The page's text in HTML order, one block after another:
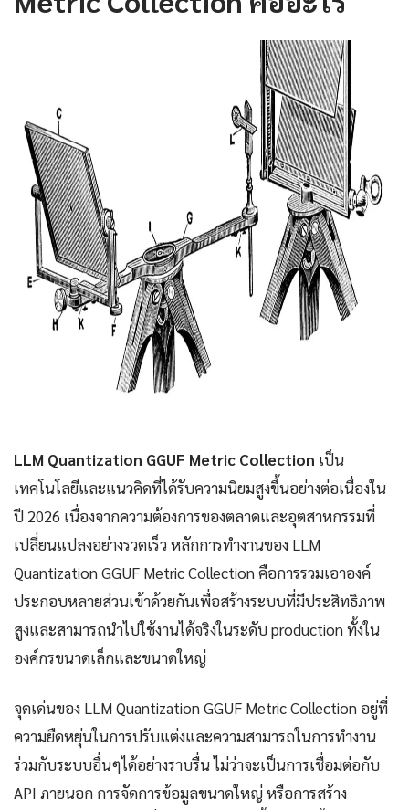
LLM Quantization GGUF Metric Collection เป็น
เทคโนโลยีและแนวคิดที่ได้รับความนิยมสูงขึ้นอย่างต่อเนื่องใน
ปี 2026 เนื่องจากความต้องการของตลาดและอุตสาหกรรมที่
เปลี่ยนแปลงอย่างรวดเร็ว หลักการทำงานของ LLM
Quantization GGUF Metric Collection คือการรวมเอาองค์
ประกอบหลายส่วนเข้าด้วยกันเพื่อสร้างระบบที่มีประสิทธิภาพ
สูงและสามารถนำไปใช้งานได้จริงในระดับ production ทั้งใน
องค์กรขนาดเล็กและขนาดใหญ่
จุดเด่นของ LLM Quantization GGUF Metric Collection อยู่ที่
ความยืดหยุ่นในการปรับแต่งและความสามารถในการทำงาน
ร่วมกับระบบอื่นๆได้อย่างราบรื่น ไม่ว่าจะเป็นการเชื่อมต่อกับ
API ภายนอก การจัดการข้อมูลขนาดใหญ่ หรือการสร้าง